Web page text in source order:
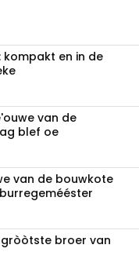
kompakt en in de
van de
blef oe
van de bouwkote
gròòtste broer van